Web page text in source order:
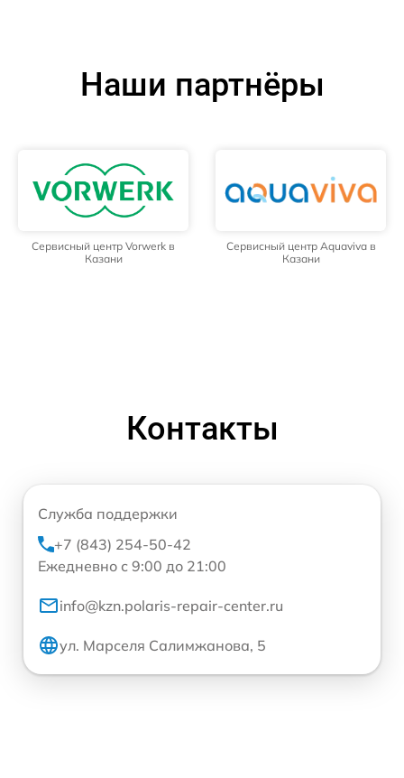
Наши партнёры
Сервисный центр Vorwerk в
Казани
Сервисный центр Aquaviva в
Казани
Контакты
Служба поддержки
+7 (843) 254-50-42
Ежедневно с 9:00 до 21:00
info@kzn.polaris-repair-center.ru
ул. Марселя Салимжанова, 5